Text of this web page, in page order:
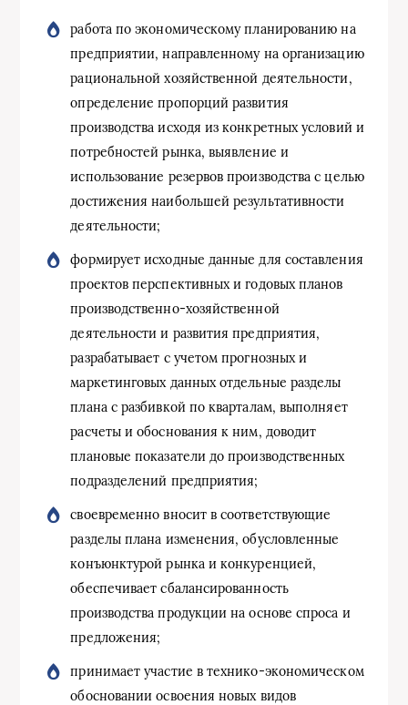
работа по экономическому планированию на
предприятии, направленному на организацию
рациональной хозяйственной деятельности,
определение пропорций развития
производства исходя из конкретных условий и
потребностей рынка, выявление и
использование резервов производства с целью
достижения наибольшей результативности
деятельности;
формирует исходные данные для составления
проектов перспективных и годовых планов
производственно-хозяйственной
деятельности и развития предприятия,
разрабатывает с учетом прогнозных и
маркетинговых данных отдельные разделы
плана с разбивкой по кварталам, выполняет
расчеты и обоснования к ним, доводит
плановые показатели до производственных
подразделений предприятия;
своевременно вносит в соответствующие
разделы плана изменения, обусловленные
конъюнктурой рынка и конкуренцией,
обеспечивает сбалансированность
производства продукции на основе спроса и
предложения;
принимает участие в технико-экономическом
обосновании освоения новых видов